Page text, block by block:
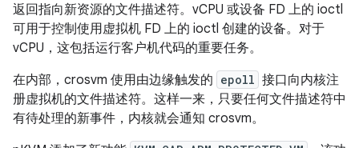
返回指向新资源的文件描述符。vCPU 或设备 FD 上的 ioctl
可用于控制使用虚拟机 FD 上的 ioctl 创建的设备。对于
vCPU，这包括运行客户机代码的重要任务。
在内部，crosvm 使用由边缘触发的 epoll 接口向内核注
册虚拟机的文件描述符。这样一来，只要任何文件描述符中
有待处理的新事件，内核就会通知 crosvm。